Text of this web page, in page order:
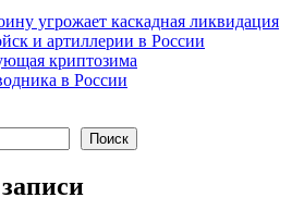
угрожает каскадная ликвидация
и артиллерии в России
криптозима
в России
Поиск